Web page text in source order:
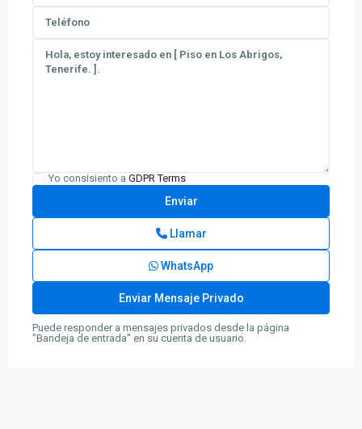
Yo consisiento a GDPR Terms
Llamar
WhatsApp
Puede responder a mensajes privados desde la página
"Bandeja de entrada" en su cuenta de usuario.